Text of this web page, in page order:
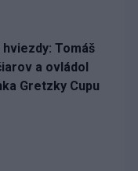
hviezdy: Tomáš
a ovládol
Gretzky Cupu